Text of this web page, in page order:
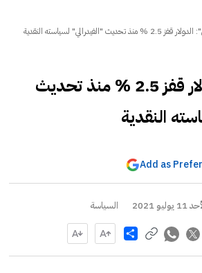
منذ تحديث "الفيدرالي" لسياسته النقدية
"الوطني": الدولار قفز 2.5 % منذ تحديث
النقدية
Add as
يوليو 2021 السياسة
Share